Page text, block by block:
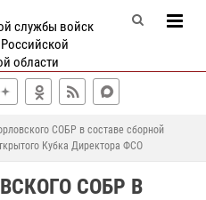
службы войск
области
СОБР в составе сборной
Кубка Директора ФСО
СОБР В